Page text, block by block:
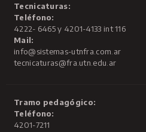
Tecnicaturas:
Teléfono:
4222- 6465 y 4201-4133 int 116
Mail:
info@sistemas-utnfra.com.ar
tecnicaturas@fra.utn.edu.ar
Tramo pedagógico:
Teléfono:
4201-7211